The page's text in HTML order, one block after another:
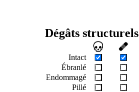
Dégâts structurels
Intact
Ébranlé
Endommagé
Pillé